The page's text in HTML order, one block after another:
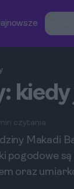
czytania
Makadi
pogodowe
oraz